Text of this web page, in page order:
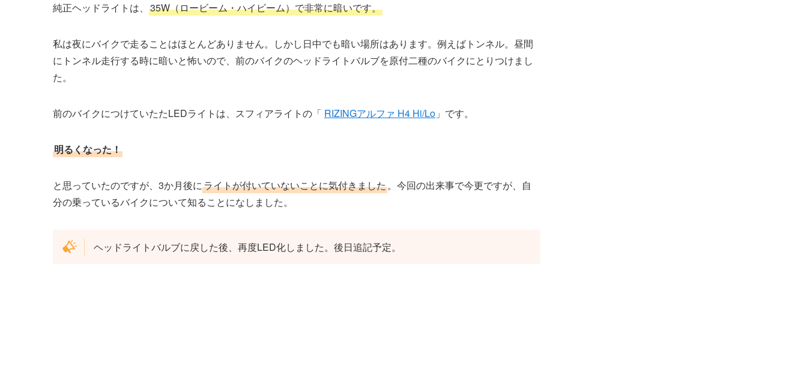
純正ヘッドライトは、 35W（ロービーム・ハイビーム）で非常に暗いです。
私は夜にバイクで走ることはほとんどありません。しかし日中でも暗い場所はあります。例えばトンネル。昼間
にトンネル走行する時に暗いと怖いので、前のバイクのヘッドライトバルブを原付二種のバイクにとりつけまし
た。
前のバイクにつけていたたLEDライトは、スフィアライトの「 RIZINGアルファ H4 Hi/Lo 」です。
明るくなった！
と思っていたのですが、3か月後にライトが付いていないことに気付きました。今回の出来事で今更ですが、自
分の乗っているバイクについて知ることになしました。
ヘッドライトバルブに戻した後、再度LED化しました。後日追記予定。